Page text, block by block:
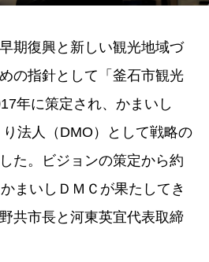
期復興と新しい観光地域づ
の指針として「釜石市観光
年に策定され、かまいし
法人（DMO）として戦略の
た。ビジョンの策定から約
まいしＤＭＣが果たしてき
共市長と河東英宜代表取締